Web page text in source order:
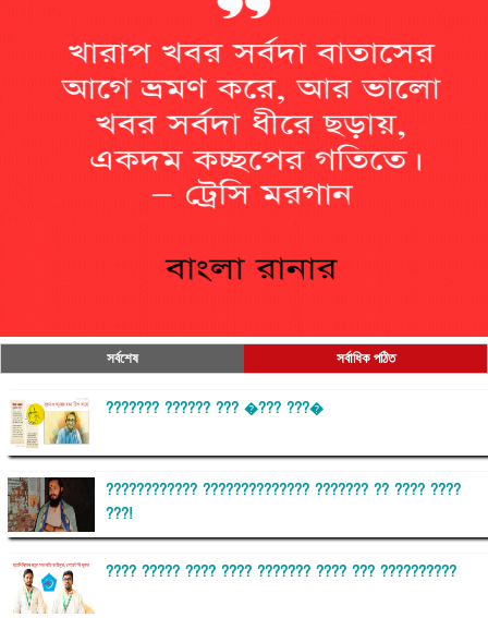
সর্বশেষ সর্বাধিক পঠিত
??????? ?????? ??? �??? ???�
???????????? ?????????????? ??????? ?? ???? ????
???!
???? ????? ???? ???? ??????? ???? ??? ??????????